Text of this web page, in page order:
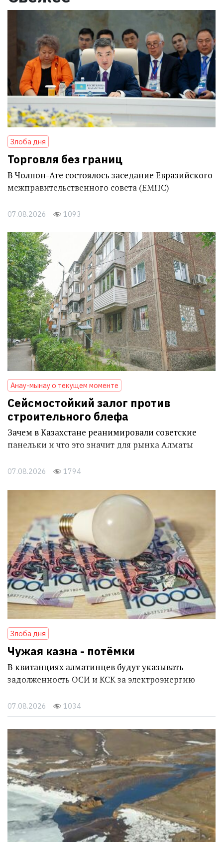
Злоба дня
Торговля без границ
В Чолпон-Ате состоялось заседание Евразийского
межправительственного совета (ЕМПС)
07.08.2026 1093
Анау-мынау о текущем моменте
Сейсмостойкий залог против
строительного блефа
Зачем в Казахстане реанимировали советские
панельки и что это значит для рынка Алматы
07.08.2026 1794
Злоба дня
Чужая казна - потёмки
В квитанциях алматинцев будут указывать
задолженность ОСИ и КСК за электроэнергию
07.08.2026 1034